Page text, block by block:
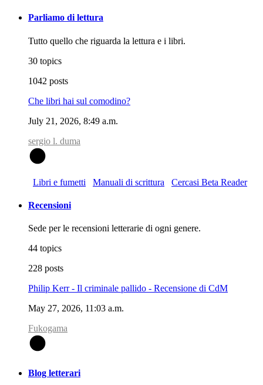
Parliamo di lettura
Tutto quello che riguarda la lettura e i libri.
30 topics
1042 posts
Che libri hai sul comodino?
July 21, 2026, 8:49 a.m.
sergio l. duma
Libri e fumetti Manuali di scrittura Cercasi Beta Reader
Recensioni
Sede per le recensioni letterarie di ogni genere.
44 topics
228 posts
Philip Kerr - Il criminale pallido - Recensione di CdM
May 27, 2026, 11:03 a.m.
Fukogama
Blog letterari